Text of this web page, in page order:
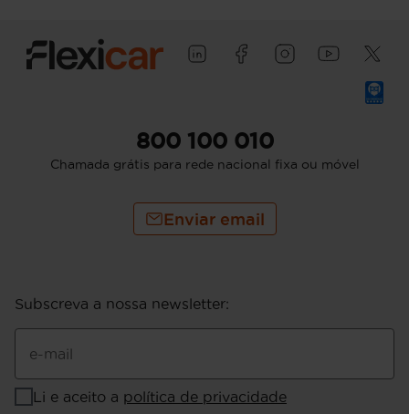
800 100 010
Chamada grátis para rede nacional fixa ou móvel
Enviar email
Subscreva a nossa newsletter:
e-mail
Li e aceito a política de privacidade